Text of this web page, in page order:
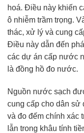
hoá. Điều này khiến
ô nhiễm trầm trọng.
thác, xử lý và cung
Điều này dẫn đến
các dự án cấp nước
là đồng hồ đo nước.
Nguồn nước sạch
cung cấp cho dân sử
và đo đếm chính xác
lẫn trong khâu tính